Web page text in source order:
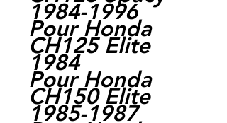
1984-1996
Pour Honda
CH125 Elite
1984
Pour Honda
CH150 Elite
1985-1987